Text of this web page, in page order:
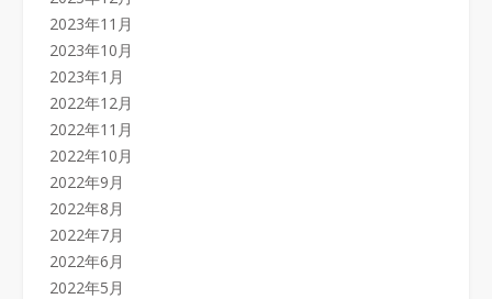
2023年11月
2023年10月
2023年1月
2022年12月
2022年11月
2022年10月
2022年9月
2022年8月
2022年7月
2022年6月
2022年5月